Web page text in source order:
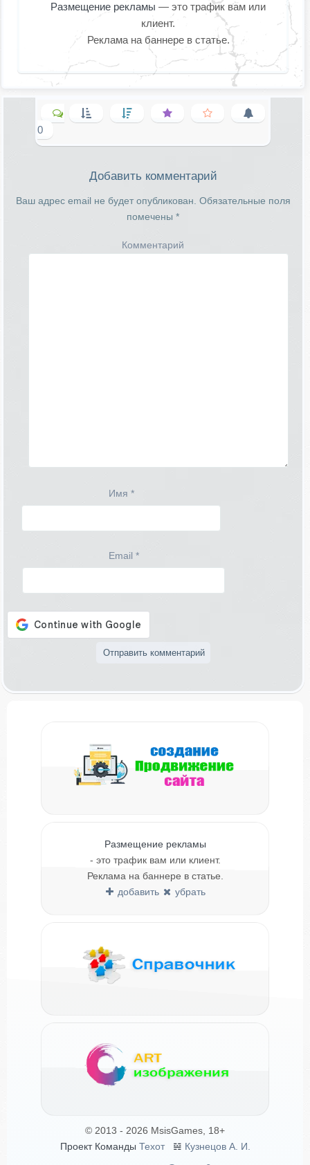
Размещение рекламы — это трафик вам или
клиент.
Реклама на баннере в статье.
0
Добавить комментарий
Ваш адрес email не будет опубликован. Обязательные поля
помечены *
Комментарий
Имя *
Email *
Размещение рекламы
- это трафик вам или клиент.
Реклама на баннере в статье.
добавить
убрать
© 2013 - 2026 MsisGames, 18+
Проект Команды Техот 𝌴 Кузнецов А. И.